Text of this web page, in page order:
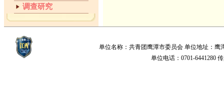
调查研究
单位名称：共青团鹰潭市委员会 单位地址：鹰
单位电话：0701-6441280